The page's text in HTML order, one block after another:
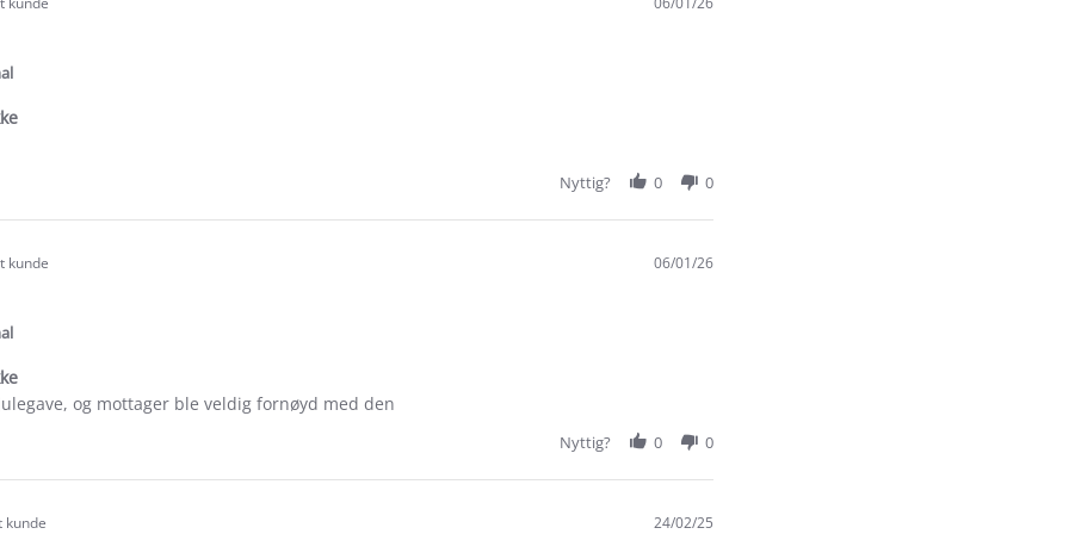
Nyttig? 0 0
kunde 06/01/26
og mottager ble veldig fornøyd med den
Nyttig? 0 0
kunde 24/02/25